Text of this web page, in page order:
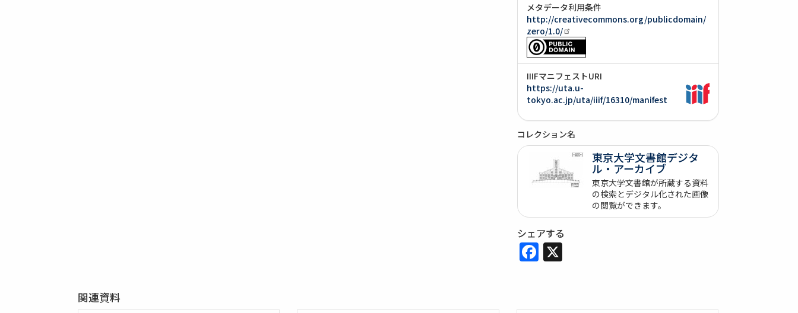
メタデータ利用条件
http://creativecommons.org/publicdomain/
zero/1.0/
IIIFマニフェストURI
https://uta.u-
tokyo.ac.jp/uta/iiif/16310/manifest
コレクション名
東京大学文書館デジタ
ル・アーカイブ
東京大学文書館が所蔵する資料
の検索とデジタル化された画像
の閲覧ができます。
シェアする
Facebook
X
関連資料